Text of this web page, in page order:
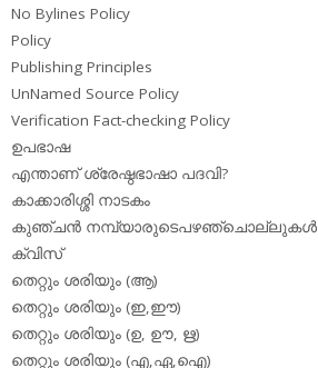
No Bylines Policy
Policy
Publishing Principles
UnNamed Source Policy
Verification Fact-checking Policy
ഉപഭാഷ
എന്താണ് ശ്രേഷ്ഠഭാഷാ പദവി?
കാക്കാരിശ്ശി നാടകം
കുഞ്ചന്‍ നമ്പ്യാരുടെപഴഞ്ചൊല്ലുകള്‍
ക്വിസ്
തെറ്റും ശരിയും (ആ)
തെറ്റും ശരിയും (ഇ,ഈ)
തെറ്റും ശരിയും (ഉ, ഊ, ഋ)
തെറ്റും ശരിയും (എ,ഏ,ഐ)